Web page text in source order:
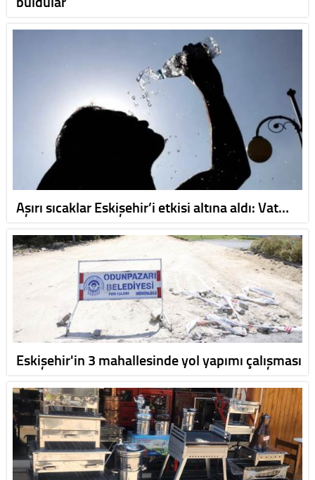
Aşırı sıcaklar Eskişehir’i etkisi altına aldı: Vat…
Eskişehir'in 3 mahallesinde yol yapımı çalışması